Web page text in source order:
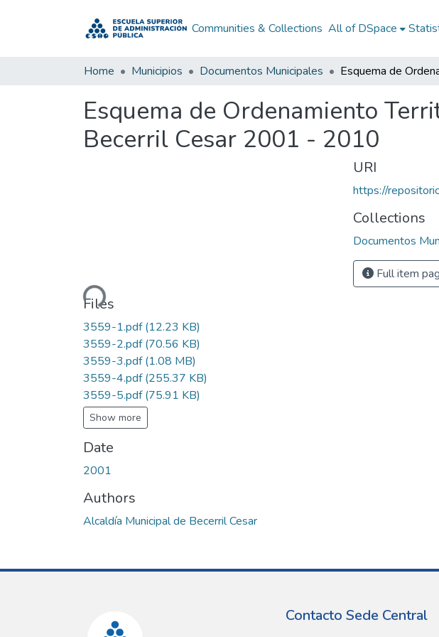
Communities & Collections All of DSpace
Home Municipios Documentos Municipales
Esquema de Ordenamiento
Becerril Cesar 2001 - 2010
Loading...
Files
3559-1.pdf(12.23 KB)
3559-2.pdf(70.56 KB)
3559-3.pdf(1.08 MB)
3559-4.pdf(255.37 KB)
3559-5.pdf(75.91 KB)
Show more
Date
2001
Authors
Alcaldía Municipal de Becerril Cesar
URI
https://
Collections
Documentos
Full item
Contacto Sede Central